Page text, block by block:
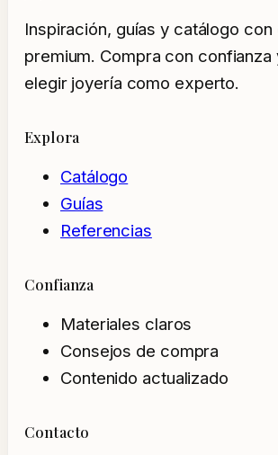
Inspiración, guías y catálogo con
premium. Compra con confianza
elegir joyería como experto.
Explora
Catálogo
Guías
Referencias
Confianza
Materiales claros
Consejos de compra
Contenido actualizado
Contacto